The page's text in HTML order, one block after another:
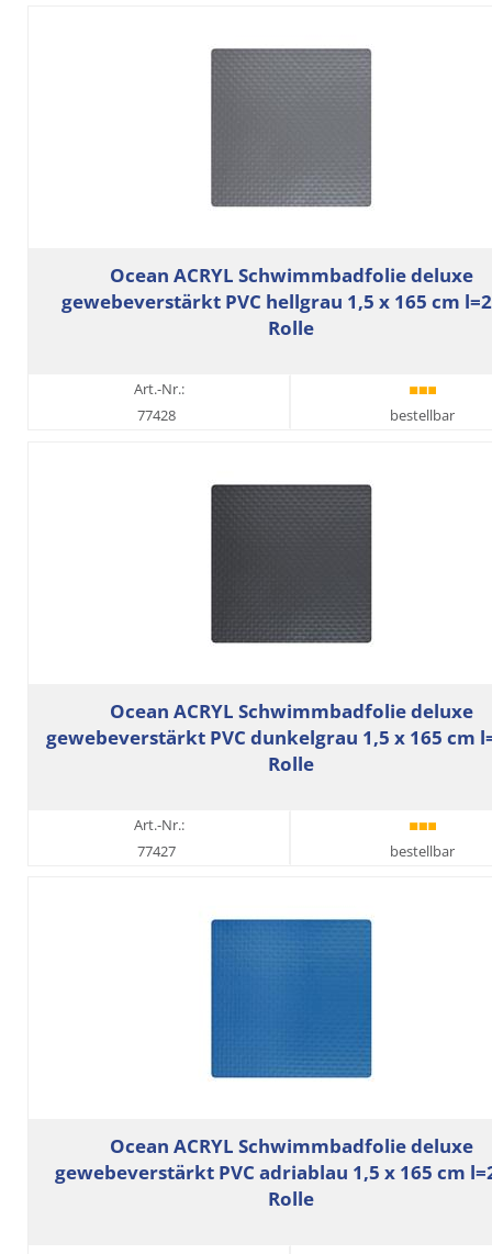
Ocean ACRYL Schwimmbadfolie deluxe
gewebeverstärkt PVC hellgrau 1,5 x 165 cm
Rolle
Art.-Nr.:
77428
bestellbar
Ocean ACRYL Schwimmbadfolie deluxe
gewebeverstärkt PVC dunkelgrau 1,5 x 165 cm
Rolle
Art.-Nr.:
77427
bestellbar
Ocean ACRYL Schwimmbadfolie deluxe
gewebeverstärkt PVC adriablau 1,5 x 165 cm
Rolle